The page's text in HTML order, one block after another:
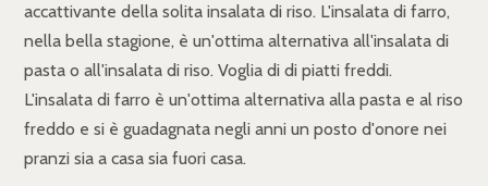
accattivante della solita insalata di riso. L'insalata di farro,
nella bella stagione, è un'ottima alternativa all'insalata di
pasta o all'insalata di riso. Voglia di di piatti freddi.
L'insalata di farro è un'ottima alternativa alla pasta e al riso
freddo e si è guadagnata negli anni un posto d'onore nei
pranzi sia a casa sia fuori casa.